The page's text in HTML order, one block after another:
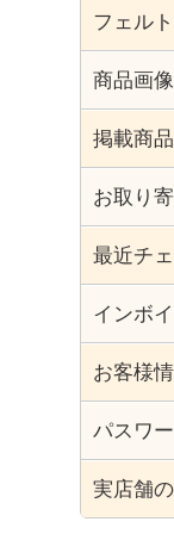
フェル
商品画
掲載商
お取り
最近チ
インボ
お客様
パスワ
実店舗